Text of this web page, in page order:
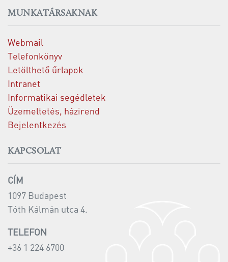
MUNKATÁRSAKNAK
Webmail
Telefonkönyv
Letölthető űrlapok
Intranet
Informatikai segédletek
Üzemeltetés, házirend
Bejelentkezés
KAPCSOLAT
CÍM
1097 Budapest
Tóth Kálmán utca 4.
TELEFON
+36 1 224 6700